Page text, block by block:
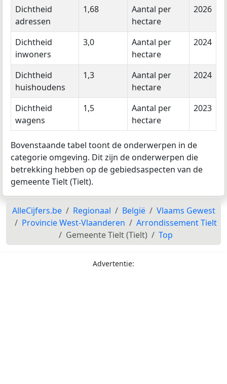
Dichtheid
adressen
1,68
Aantal per
hectare
2026
Dichtheid
inwoners
3,0
Aantal per
hectare
2024
Dichtheid
huishoudens
1,3
Aantal per
hectare
2024
Dichtheid
wagens
1,5
Aantal per
hectare
2023
Bovenstaande tabel toont de onderwerpen in de
categorie omgeving. Dit zijn de onderwerpen die
betrekking hebben op de gebiedsaspecten van de
gemeente Tielt (Tielt).
AlleCijfers.be Regionaal België
Vlaams Gewest
Provincie West-Vlaanderen
Arrondissement Tielt
Gemeente Tielt (Tielt)
Top
Advertentie: